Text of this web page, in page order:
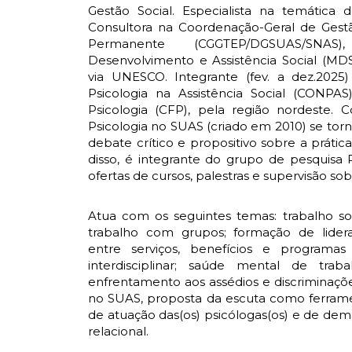
Gestão Social. Especialista na temática
Consultora na Coordenação-Geral de
Permanente (CGGTEP/DGSUAS/
Desenvolvimento e Assistência Social
via UNESCO. Integrante (fev. a
Psicologia na Assistência Social
Psicologia (CFP), pela região nordeste.
Psicologia no SUAS (criado em 2010) se
debate crítico e propositivo sobre a
disso, é integrante do grupo de pesquisa
ofertas de cursos, palestras e supervisão
Atua com os seguintes temas: trabalho
trabalho com grupos; formação de
entre serviços, benefícios e programas
interdisciplinar; saúde mental de
enfrentamento aos assédios e
no SUAS, proposta da escuta como
de atuação das(os) psicólogas(os) e de
relacional.